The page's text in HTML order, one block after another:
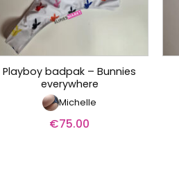
Playboy badpak – Bunnies
everywhere
Michelle
€75.00